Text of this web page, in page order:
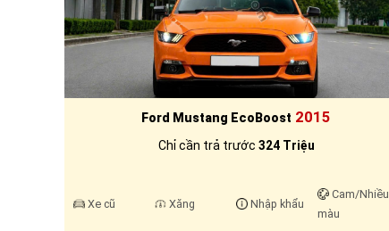
Ford Mustang EcoBoost 2015
Chỉ cần trả trước 324 Triệu
Xe cũ Xăng Nhập khẩu
Cam/Nhiều
màu